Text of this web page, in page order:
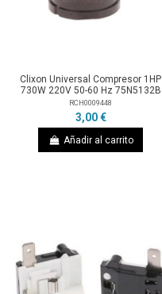
Clixon Universal Compresor 1HP
730W 220V 50-60 Hz 75N5132B
RCH0009448
3,00 €
Añadir al carrito